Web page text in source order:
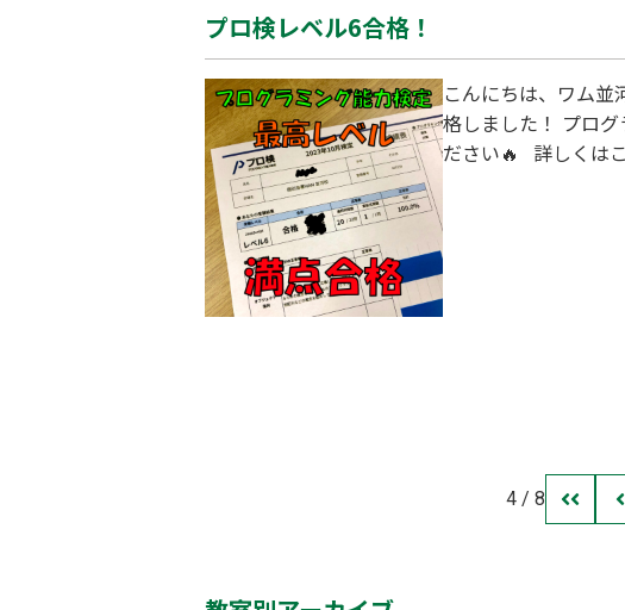
プロ検レベル6合格！
こんにちは、ワム
格しました！ プロ
ださい🔥 詳しくは
4 / 8